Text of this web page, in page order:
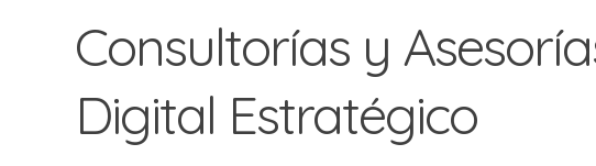
Consultorías y
Digital Estratégico